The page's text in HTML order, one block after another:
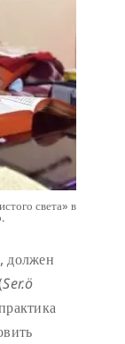
света» в
должен
Ser.ö